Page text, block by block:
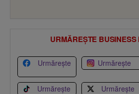
URMĂREȘTE BUSINESS
Urmărește Urmărește
Urmărește Urmărește